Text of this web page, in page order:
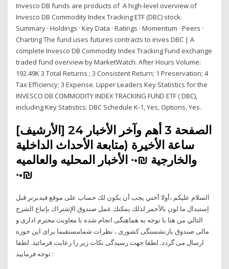
Invesco DB funds are products of A high-level overview of
Invesco DB Commodity Index Tracking ETF (DBC) stock.
Summary · Holdings · Key Data · Ratings · Momentum · Peers ·
Charting The fund uses futures contracts to inves DBC | A
complete Invesco DB Commodity Index Tracking Fund exchange
traded fund overview by MarketWatch. After Hours Volume:
192.49K 3 Total Returns ; 3 Consistent Return; 1 Preservation; 4
Tax Efficiency; 3 Expense. Lipper Leaders Key Statistics for the
INVESCO DB COMMODITY INDEX TRACKING FUND ETF ( DBC),
including Key Statistics: DBC Schedule K-1, Yes, Options, Yes.
[الأرشيف] الصفحة 3 أهم وآخر الأخبار 24
ساعة الأخيرة (متابعة الأحداث الداخلية
والخارجية ₪•∙ الأخبار المحليه والعالميه
∙•₪
السلام عليكم ،أولا أختي يجب أن يكون لك حساب على موقع فيدبرنر قبل
إستبدال ما لون بالأحمر لذلك يمكنك عمل صندوق الإشتراك بإتباع الشرح
التالي من هنا با توجه به هماهنگی انجام شده با معاونت محترم اداری و
مالی صندوق بازنشستگی کشوری ، نظرات شمامستقیما برای این حوزه
ارسال می گردد. لطفا جهت رسیدگی نکات زیر را رعایت فرمائید. لطفا
توجه فرمایید :